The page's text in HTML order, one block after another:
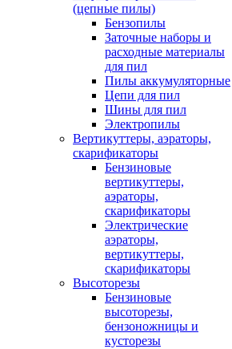
(цепные пилы)
Бензопилы
Заточные наборы и
расходные материалы
для пил
Пилы аккумуляторные
Цепи для пил
Шины для пил
Электропилы
Вертикуттеры, аэраторы,
скарификаторы
Бензиновые
вертикуттеры,
аэраторы,
скарификаторы
Электрические
аэраторы,
вертикуттеры,
скарификаторы
Высоторезы
Бензиновые
высоторезы,
бензоножницы и
кусторезы